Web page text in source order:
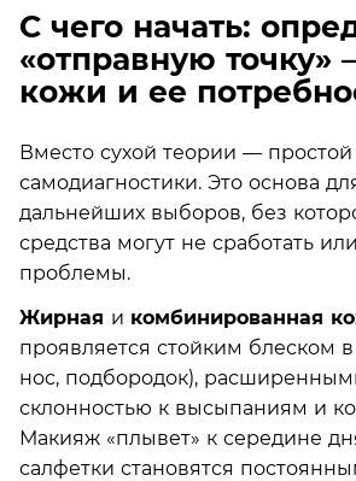
С чего начать:
«отправную
кожи и ее
Вместо сухой теории —
самодиагностики. Это основа
дальнейших выборов, без
средства могут не сработать
проблемы.
Жирная и комбинированная
проявляется стойким блеском
нос, подбородок),
склонностью к высыпаниям и
Макияж «плывет» к середине
салфетки становятся